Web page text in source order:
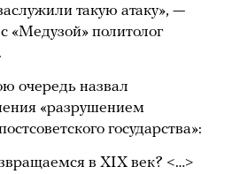
такую атаку», —
«Медузой» политолог
очередь назвал
«разрушением
государства»:
в XIX век? <…>